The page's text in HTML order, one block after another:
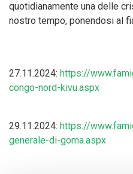
quotidianamente una delle
nostro tempo, ponendosi al
27.11.2024: https://
congo-nord-kivu.aspx
29.11.2024: https://
generale-di-goma.aspx